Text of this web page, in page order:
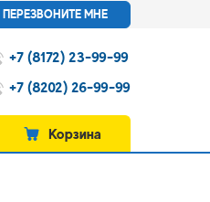
ПЕРЕЗВОНИТЕ МНЕ
+7 (8172) 23-99-99
+7 (8202) 26-99-99
Корзина